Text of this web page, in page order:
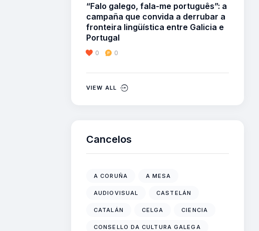
“Falo galego, fala-me português”: a
campaña que convida a derrubar a
fronteira lingüística entre Galicia e
Portugal
0 0
VIEW ALL
Cancelos
A CORUÑA A MESA
AUDIOVISUAL CASTELÁN
CATALÁN CELGA CIENCIA
CONSELLO DA CULTURA GALEGA